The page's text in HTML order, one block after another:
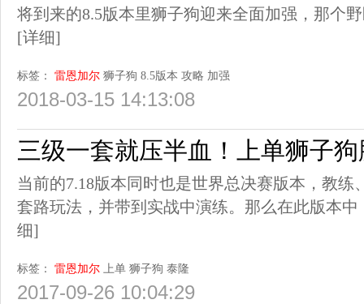
将到来的8.5版本里狮子狗迎来全面加强，那个
[详细]
标签： 雷恩加尔 狮子狗 8.5版本 攻略 加强
2018-03-15 14:13:08
三级一套就压半血！上单狮子
当前的7.18版本同时也是世界总决赛版本，教
套路玩法，并带到实战中演练。那么在此版本
细]
标签： 雷恩加尔 上单 狮子狗 泰隆
2017-09-26 10:04:29